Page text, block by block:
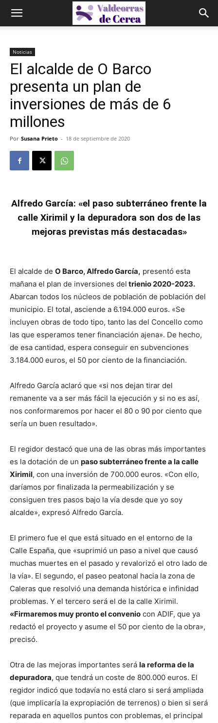
Noticias
El alcalde de O Barco
presenta un plan de
inversiones de más de 6
millones
Por Susana Prieto - 18 de septiembre de 2020
Alfredo García: «el paso subterráneo frente la
calle Xirimil y la depuradora son dos de las
mejoras previstas más destacadas»
El alcalde de O Barco, Alfredo García, presentó esta
mañana el plan de inversiones del trienio 2020-2023.
Abarcan todos los núcleos de población de población del
municipio. El total, asciende a 6.194.000 euros. «Se
incluyen obras de todo tipo, tanto las del Concello como
las que esperamos tener financiación ajena». De hecho,
de esa cantidad, espera conseguir en subvenciones
3.184.000 euros, el 50 por ciento de la financiación.
Alfredo García aclaró que «si nos dejan tirar del
remanente va a ser más fácil la ejecución y si no es así,
nos conformaremos por hacer el 80 o 90 por ciento que
sería un buen resultado».
El regidor destacó que una de las obras más importantes
es la dotación de un paso subterráneo frente a la calle
Xirimil, con una inversión de 700.000 euros. «Con ello,
daríamos por finalizada la permeabilización y se
consiguen tres pasos bajo la vía desde que yo soy
alcalde», expresó Alfredo García.
El primero fue el que está situado en el entorno de la
Calle España, que «suprimió un paso a nivel que causó
muchas muertes en el pasado y revalorizó el otro lado de
la vía». El segundo, el paseo peatonal hacia la zona de
Caleras que resolvió una demanda histórica e infinidad
problemas. Y el tercero será el de la calle Xirimil.
«Firmaremos muy pronto el convenio con ADIF, que ya
redactó el proyecto y asume el 50 por ciento de la obra»,
precisó.
Otra de las mejoras importantes será la reforma de la
depuradora, que tendrá un coste de 800.000 euros. El
regidor indicó que todavía no está claro si será ampliada
(que implicaría la expropiación de terrenos) o bien si será
reparada en aquellos puntos con problemas, el principal